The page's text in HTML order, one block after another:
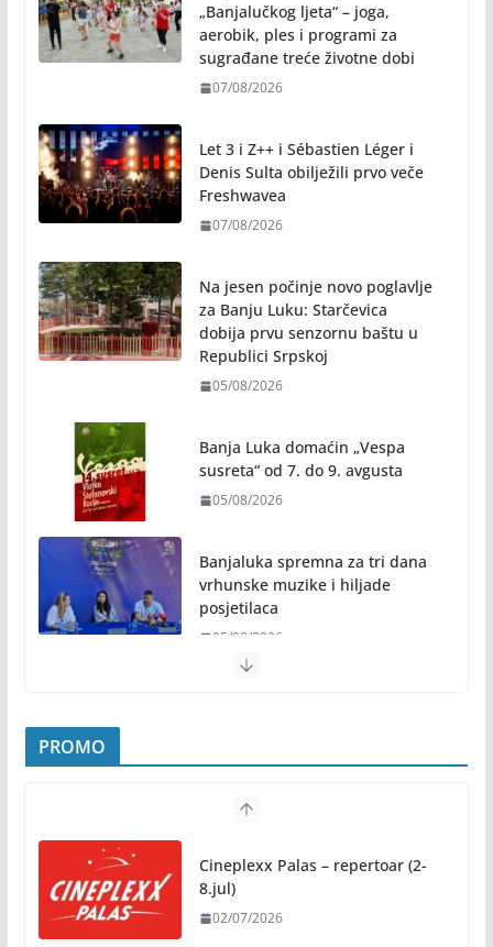
„Banjalučkog ljeta“ – joga,
aerobik, ples i programi za
sugrađane treće životne dobi
07/08/2026
Let 3 i Z++ i Sébastien Léger i
Denis Sulta obilježili prvo veče
Freshwavea
07/08/2026
Na jesen počinje novo poglavlje
za Banju Luku: Starčevica
dobija prvu senzornu baštu u
Republici Srpskoj
05/08/2026
Banja Luka domaćin „Vespa
susreta“ od 7. do 9. avgusta
05/08/2026
Banjaluka spremna za tri dana
vrhunske muzike i hiljade
posjetilaca
05/08/2026
akcija darivanja krvi odjeknula širom BiH
04/08/2026
Zašto hiljade ljudi istovremeno osjećaju isto?
Nauka iza festivalske energije
04/08/2026
Besplatni udžbenici za sve
PROMO
Cineplexx Palas – repertoar (2-
8.jul)
02/07/2026